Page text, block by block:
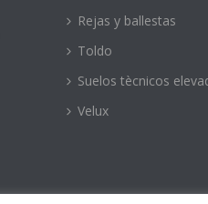
Rejas y ballestas
Toldo
Suelos tècnicos
Velux